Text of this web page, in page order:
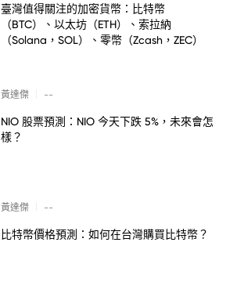
臺灣值得關注的加密貨幣：比特幣
（BTC）、以太坊（ETH）、索拉納
（Solana，SOL）、零幣（Zcash，ZEC）
黃達傑 --
NIO 股票預測：NIO 今天下跌 5%，未來會怎
樣？
黃達傑 --
比特幣價格預測：如何在台灣購買比特幣？